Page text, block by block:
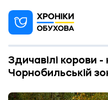
Здичавілі корови
Чорнобильській